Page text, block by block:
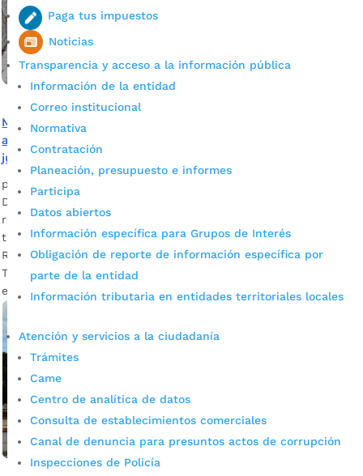
Paga tus impuestos
Noticias
Transparencia y acceso a la información pública
Información de la entidad
Correo institucional
Normativa
Contratación
Planeación, presupuesto e informes
Participa
Datos abiertos
Información específica para Grupos de Interés
Obligación de reporte de información específica por
parte de la entidad
Información tributaria en entidades territoriales locales
Atención y servicios a la ciudadanía
Trámites
Came
Centro de analítica de datos
Consulta de establecimientos comerciales
Canal de denuncia para presuntos actos de corrupción
Inspecciones de Policía
Mensaje de la Secretaría de Educación de Bucaramanga
a 78 mil estudiantes que estarán desde el lunes 27 de
julio en receso escolar
por
Durante estas dos semanas directivos docentes y docentes
revisarán los procesos a seguir en caso de continuar con el
trabajo y la educación en casa. Descargue audio: Ana Leonor
Rueda Vivas, secretaria de Educación Bucaramanga
Teniendo en cuenta que desde este lunes 27 de julio y hasta
el domingo 9 de agosto 78 mil estudiantes […]